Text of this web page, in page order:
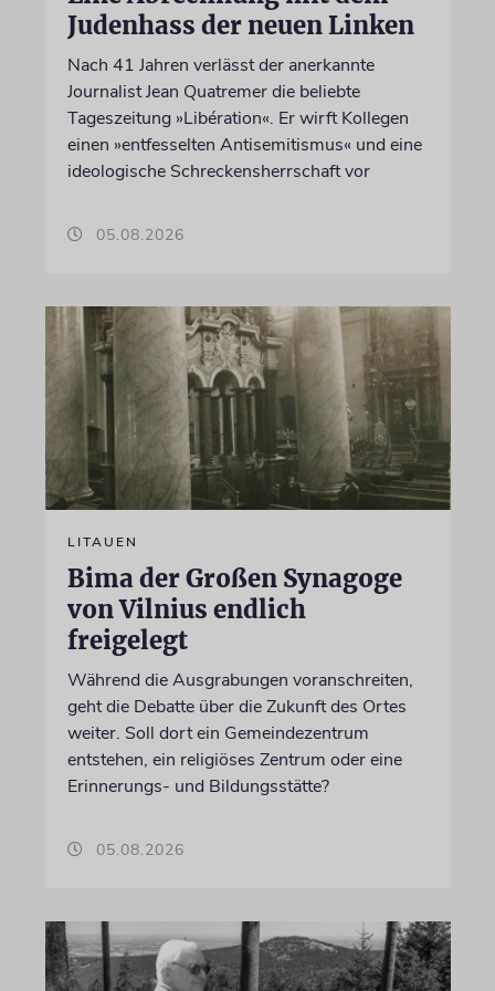
Judenhass der neuen Linken
Nach 41 Jahren verlässt der anerkannte
Journalist Jean Quatremer die beliebte
Tageszeitung »Libération«. Er wirft Kollegen
einen »entfesselten Antisemitismus« und eine
ideologische Schreckensherrschaft vor
05.08.2026
LITAUEN
Bima der Großen Synagoge
von Vilnius endlich
freigelegt
Während die Ausgrabungen voranschreiten,
geht die Debatte über die Zukunft des Ortes
weiter. Soll dort ein Gemeindezentrum
entstehen, ein religiöses Zentrum oder eine
Erinnerungs- und Bildungsstätte?
05.08.2026